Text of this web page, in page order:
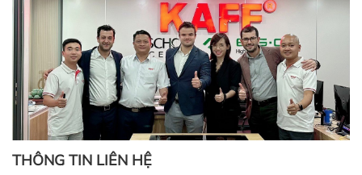
THÔNG TIN LIÊN HỆ